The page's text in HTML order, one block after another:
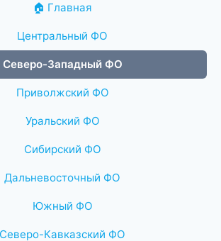
🏠 Главная
Центральный ФО
Северо-Западный ФО
Приволжский ФО
Уральский ФО
Сибирский ФО
Дальневосточный ФО
Южный ФО
Северо-Кавказский ФО